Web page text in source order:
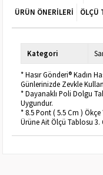
ÜRÜN ÖNERILERI
ÖLÇÜ
Kategori
* Hasır Gönderi® Kadın
Günlerinizde Zevkle
* Dayanaklı Poli Dolgu
Uygundur.
* 8.5 Pont ( 5.5 Cm ) Ökçe
Ürüne Ait Ölçü Tablosu 3.